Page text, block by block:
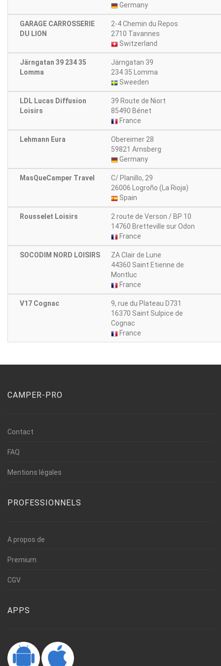
Germany
GARAGE CARROSSERIE
DU LION
2-4 Chemin du Repos
2710 Tavannes
Switzerland
Järngatan 39 234 35
Lomma
Järngatan 39
234 35 Lomma
Sweeden
LDL Lucas Diffusion
Loisirs
39 Route de Niort
85490 Bénet
France
Lehmann Eura
Obereimer 28
59821 Arnsberg
Germany
MasQueCamper Travel
C/ Planillo, 29
26006 Logroño (La Rioja)
Spain
Rousselet Loisirs
2 route de Verson / BP 10
14760 Bretteville sur Odon
France
SOCODIM NORD LOISIRS
ZA Clair de Lune
44360 Saint Etienne de
Montluc
France
V17 Cognac
9, rue du Plateau D731
16370 Saint Sulpice de
Cognac
France
CAMPER-PRO
Contact
FAQ
Mentions légales
PROFESSIONNELS
A propos de
Premium
CGV
APPS